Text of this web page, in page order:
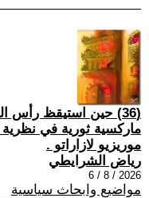
(36) حين استيقظ رأس
ماركسية ثورية في نظرية
موريزيو لازاراتو .
رياض الشرايطي
2026 / 8 / 6
مواضيع وابحاث سياسية